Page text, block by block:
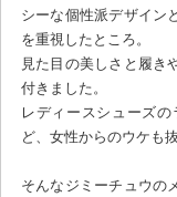
シーな個性派デザイン
を重視したところ。
見た目の美しさと履き
付きました。
レディースシューズ
ど、女性からのウケも
そんなジミーチュウの